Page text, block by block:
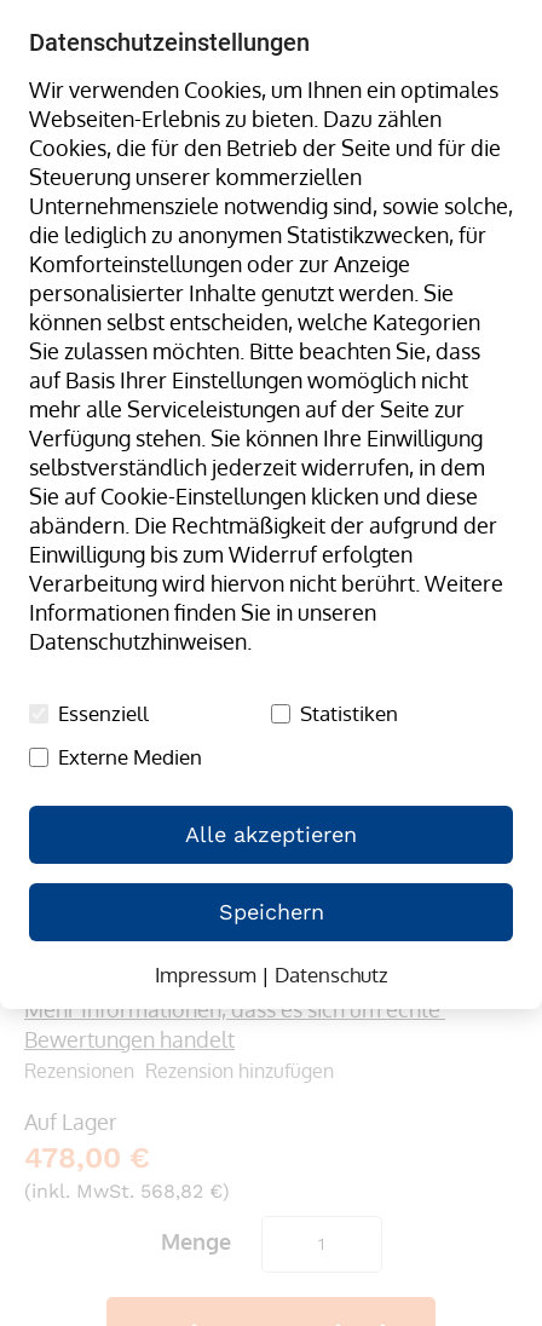
Datenschutzeinstellungen
Wir verwenden Cookies, um Ihnen ein optimales
Webseiten-Erlebnis zu bieten. Dazu zählen
Cookies, die für den Betrieb der Seite und für die
Steuerung unserer kommerziellen
Unternehmensziele notwendig sind, sowie solche,
die lediglich zu anonymen Statistikzwecken, für
Komforteinstellungen oder zur Anzeige
personalisierter Inhalte genutzt werden. Sie
können selbst entscheiden, welche Kategorien
Sie zulassen möchten. Bitte beachten Sie, dass
auf Basis Ihrer Einstellungen womöglich nicht
mehr alle Serviceleistungen auf der Seite zur
Verfügung stehen. Sie können Ihre Einwilligung
selbstverständlich jederzeit widerrufen, in dem
Sie auf Cookie-Einstellungen klicken und diese
abändern. Die Rechtmäßigkeit der aufgrund der
Einwilligung bis zum Widerruf erfolgten
Verarbeitung wird hiervon nicht berührt. Weitere
Informationen finden Sie in unseren
Datenschutzhinweisen.
Essenziell
Statistiken
Externe Medien
Alle akzeptieren
Speichern
Impressum| Datenschutz
Home
Schweißen, Heften, Kantenschutz
Heften
Pneumatischer Deckelhefter HD-35-L
Zum
Ende
der
Bildergalerie
springen
Zum
der
Pneumatischer Deckelhefter HD-
35-L
91
% of100
(4) 4.55/5.00
Mehr Informationen, dass es sich um echte
Bewertungen handelt
Rezensionen Rezension hinzufügen
Auf Lager
478,00 €
(inkl. MwSt. 568,82 €)
Menge